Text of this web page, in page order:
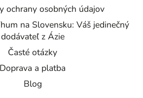
ochrany osobných údajov
na Slovensku: Váš jedinečný
dodávateľ z Ázie
Časté otázky
Doprava a platba
Blog